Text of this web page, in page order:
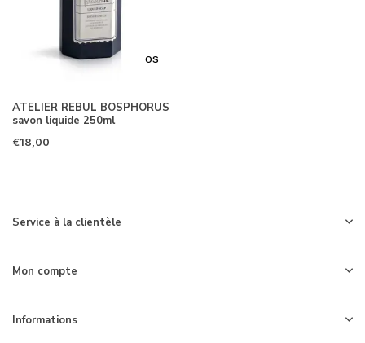
OS
ATELIER REBUL BOSPHORUS
savon liquide 250ml
€18,00
Service à la clientèle
Mon compte
Informations